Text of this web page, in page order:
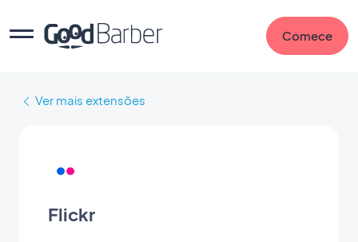
Comece
Ver mais extensões
Flickr